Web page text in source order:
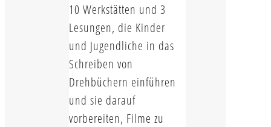
10 Werkstätten und 3
Lesungen, die Kinder
und Jugendliche in das
Schreiben von
Drehbüchern einführen
und sie darauf
vorbereiten, Filme zu